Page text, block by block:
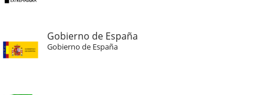
Gobierno de España
Gobierno de España